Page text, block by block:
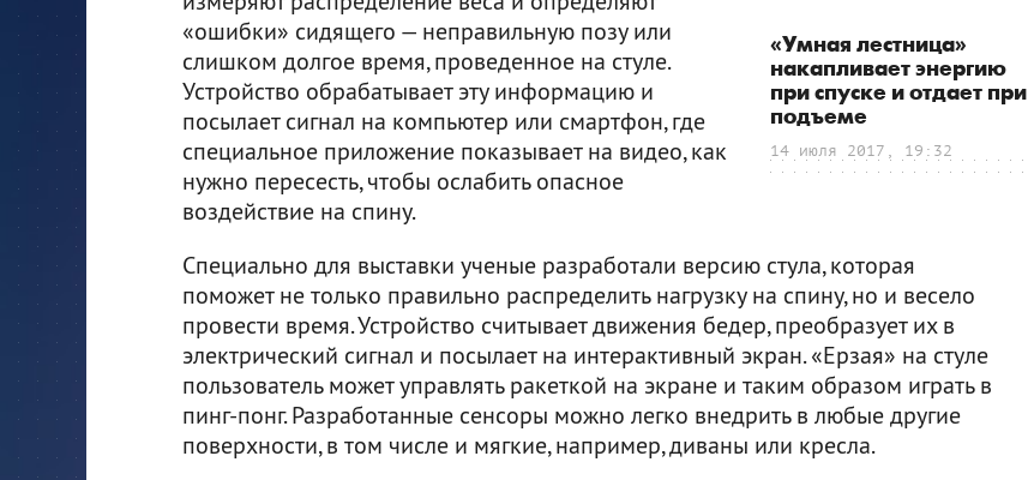
«Умная лестница»
накапливает энергию
при спуске и отдает при
подъеме
14 июля 2017, 19:32
«ошибки» сидящего — неправильную позу или
слишком долгое время, проведенное на стуле.
Устройство обрабатывает эту информацию и
посылает сигнал на компьютер или смартфон, где
специальное приложение показывает на видео, как
нужно пересесть, чтобы ослабить опасное
воздействие на спину.
Специально для выставки ученые разработали версию стула, которая
поможет не только правильно распределить нагрузку на спину, но и весело
провести время. Устройство считывает движения бедер, преобразует их в
электрический сигнал и посылает на интерактивный экран. «Ерзая» на стуле
пользователь может управлять ракеткой на экране и таким образом играть в
пинг-понг. Разработанные сенсоры можно легко внедрить в любые другие
поверхности, в том числе и мягкие, например, диваны или кресла.